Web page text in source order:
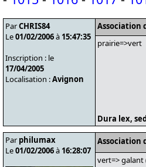
ParCHRIS84
Le01/02/2006à 15:47:35
Inscription : le
17/04/2005
Localisation :Avignon
Association
prairie=>vert
Dura lex,
Par philumax
Le01/02/2006à 16:28:07
Association
vert=> galant